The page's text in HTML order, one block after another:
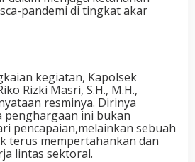
pandemi di tingkat akar
kegiatan, Kapolsek
Rizki Masri, S.H., M.H.,
resminya. Dirinya
penghargaan ini bukan
pencapaian,melainkan sebuah
terus mempertahankan dan
lintas sektoral.